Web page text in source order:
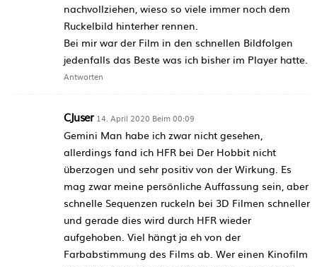
nachvollziehen, wieso so viele immer noch dem
Ruckelbild hinterher rennen.
Bei mir war der Film in den schnellen Bildfolgen
jedenfalls das Beste was ich bisher im Player hatte.
Antworten
CJuser 14. April 2020 Beim 00:09
Gemini Man habe ich zwar nicht gesehen,
allerdings fand ich HFR bei Der Hobbit nicht
überzogen und sehr positiv von der Wirkung. Es
mag zwar meine persönliche Auffassung sein, aber
schnelle Sequenzen ruckeln bei 3D Filmen schneller
und gerade dies wird durch HFR wieder
aufgehoben. Viel hängt ja eh von der
Farbabstimmung des Films ab. Wer einen Kinofilm